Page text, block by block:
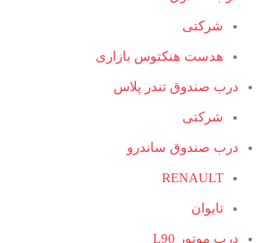
شرکتی
هدست هنکتوس بازاری
درب صندوق تندر پلاس
شرکتی
درب صندوق ساندرو
RENAULT
تایوان
درب موتور L90